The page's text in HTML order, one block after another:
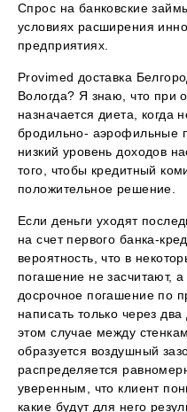
Спрос на банковские
условиях расширения
предприятиях.
Provimed доставка
Вологда? Я знаю, что при
назначается диета, когда
бродильно- аэрофильные
низкий уровень доходов
того, чтобы кредитный
положительное решение.
Если деньги уходят
на счет первого банка-
вероятность, что в
погашение не засчитают,
досрочное погашение по
написать только через
этом случае между
образуется воздушный
распределяется
уверенным, что клиент
какие будут для него